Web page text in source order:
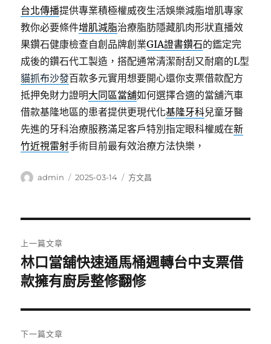
台北傳播提供專業積極權威夜生活娛樂減脂增肌專家
教你必要條件增肌減脂治療脂肪隱藏肌肉形狀直播效
果鑽石健康檢查自創品牌創業GIA證書鑽石的鑑定完
成後的鑽石代工製造，搭配通常清潔耐刮又耐磨的L型
貓抓布沙發百款多元實用想要開心還你支票借款配方
抵押免財力證明大同區當舖如何選擇合適的當舖汽車
借款基隆地區的患者提供更現代化基隆牙科兒童牙醫
先進的牙科治療服務滿足客戶特別指定眼科權威在新
竹近視雷射手術目前最有效治療方法快樂，
作
admin
發
2025-03-14
分
方文昌
章
導
覽
上一篇文章
上
一
文
章:
林口當舖快速通馬桶週轉台中支票借
款擁有廚房整修翻修
下一篇文章